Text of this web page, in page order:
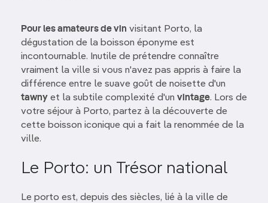
Pour les amateurs de vin visitant Porto, la
dégustation de la boisson éponyme est
incontournable. Inutile de prétendre connaître
vraiment la ville si vous n'avez pas appris à faire la
différence entre le suave goût de noisette d'un
tawny et la subtile complexité d'un vintage. Lors de
votre séjour à Porto, partez à la découverte de
cette boisson iconique qui a fait la renommée de la
ville.
Le Porto: un Trésor national
Le porto est, depuis des siècles, lié à la ville de